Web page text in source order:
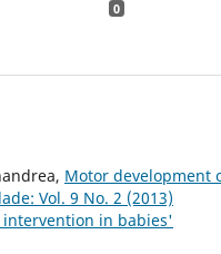
0
Motor development
Vol. 9 No. 2 (2013)
in babies'